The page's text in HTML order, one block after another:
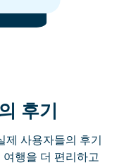
후기
사용자들의 후기
행을 더 편리하고